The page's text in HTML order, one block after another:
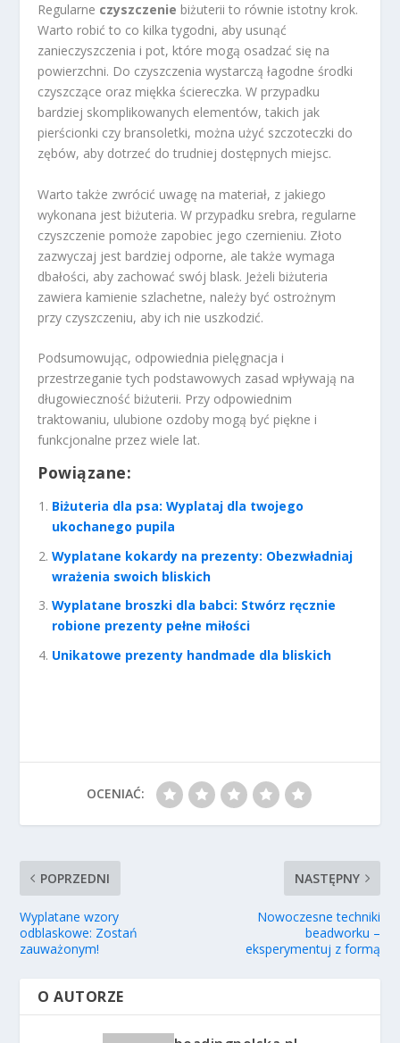
Regularne czyszczenie biżuterii to równie istotny krok.
Warto robić to co kilka tygodni, aby usunąć
zanieczyszczenia i pot, które mogą osadzać się na
powierzchni. Do czyszczenia wystarczą łagodne środki
czyszczące oraz miękka ściereczka. W przypadku
bardziej skomplikowanych elementów, takich jak
pierścionki czy bransoletki, można użyć szczoteczki do
zębów, aby dotrzeć do trudniej dostępnych miejsc.
Warto także zwrócić uwagę na materiał, z jakiego
wykonana jest biżuteria. W przypadku srebra, regularne
czyszczenie pomoże zapobiec jego czernieniu. Złoto
zazwyczaj jest bardziej odporne, ale także wymaga
dbałości, aby zachować swój blask. Jeżeli biżuteria
zawiera kamienie szlachetne, należy być ostrożnym
przy czyszczeniu, aby ich nie uszkodzić.
Podsumowując, odpowiednia pielęgnacja i
przestrzeganie tych podstawowych zasad wpływają na
długowieczność biżuterii. Przy odpowiednim
traktowaniu, ulubione ozdoby mogą być piękne i
funkcjonalne przez wiele lat.
Powiązane:
Biżuteria dla psa: Wyplataj dla twojego
ukochanego pupila
Wyplatane kokardy na prezenty: Obezwładniaj
wrażenia swoich bliskich
Wyplatane broszki dla babci: Stwórz ręcznie
robione prezenty pełne miłości
Unikatowe prezenty handmade dla bliskich
OCENIAĆ:
POPRZEDNI
Wyplatane wzory
odblaskowe: Zostań
zauważonym!
NASTĘPNY
Nowoczesne techniki
beadworku –
eksperymentuj z formą
O AUTORZE